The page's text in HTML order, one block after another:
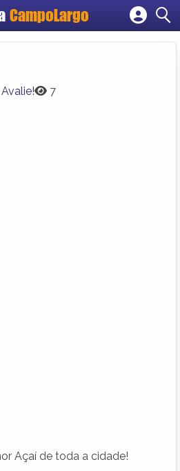
CampoLargo
Cadastrar empresa
Avalie! 7
Açaí de toda a cidade!